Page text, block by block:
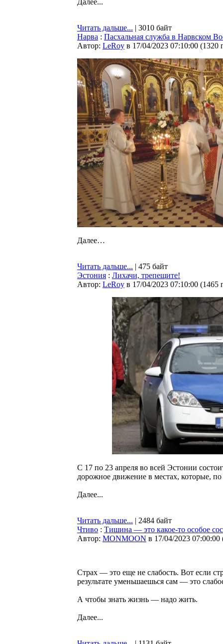
Далее...
Читать дальше... | 3010 байт
Нарва : Пасхальная служба в Нарвском
Автор: LeRoy в 17/04/2023 07:10:00 (1320
Далее…
Читать дальше... | 475 байт
Эстония : Лихачи, трепещите!
Автор: LeRoy в 17/04/2023 07:10:00 (1465
С 17 по 23 апреля во всей Эстонии
дорожное движение в местах, которые,
Далее...
Читать дальше... | 2484 байт
Чтиво : Тишина — это какое-то особое
Автор: MONMOON в 17/04/2023 07:00:00
Страх — это еще не слабость. Вот если
результате уменьшаешься сам — это
А чтобы знать жизнь — надо жить.
Далее...